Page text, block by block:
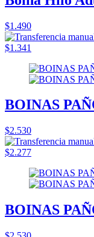
$1.490
$1.341
BOINAS
$2.530
$2.277
BOINAS